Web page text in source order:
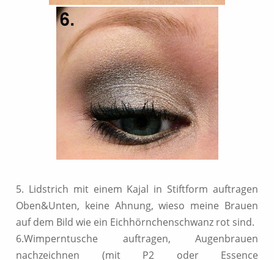
5. Lidstrich mit einem Kajal in Stiftform auftragen
Oben&Unten, keine Ahnung, wieso meine Brauen
auf dem Bild wie ein Eichhörnchenschwanz rot sind.
6.Wimperntusche auftragen, Augenbrauen
nachzeichnen (mit P2 oder Essence